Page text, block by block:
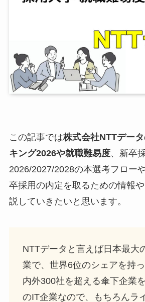
この記事では株式会社NTTデー
キング2026や就職難易度、新卒
2026/2027/2028の本選考フロー
卒採用の内定を取るための情報
説していきたいと思います。
NTTデータと言えば日本最大
業で、世界6位のシェアを持
内外300社を超える傘下企業
のIT企業なので、もちろんラ